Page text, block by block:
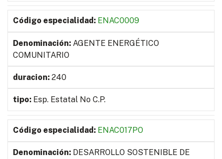
ENAC0009
AGENTE ENERGÉTICO
COMUNITARIO
240
Esp. Estatal No C.P.
ENAC017PO
DESARROLLO SOSTENIBLE DE